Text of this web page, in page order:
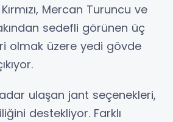
Mercan Turuncu ve
sedefli görünen üç
olmak üzere yedi gövde
ulaşan jant seçenekleri,
destekliyor. Farklı